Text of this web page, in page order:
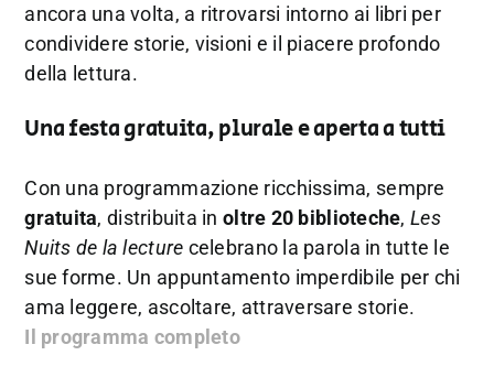
ancora una volta, a ritrovarsi intorno ai libri per
condividere storie, visioni e il piacere profondo
della lettura.
Una festa gratuita, plurale e aperta a tutti
Con una programmazione ricchissima, sempre
gratuita, distribuita inoltre 20 biblioteche, Les
Nuits de la lecture celebrano la parola in tutte le
sue forme. Un appuntamento imperdibile per chi
ama leggere, ascoltare, attraversare storie.
Il programma completo